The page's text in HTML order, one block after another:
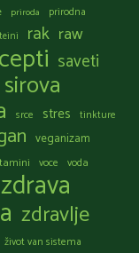
priroda
prirodna
rak raw
saveti
sirova
srce stres tinkture
veganizam
voce voda
zdrava
zdravlje
život van sistema